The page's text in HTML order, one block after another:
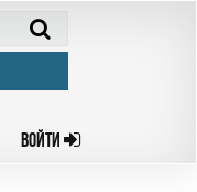
ВОЙТИ